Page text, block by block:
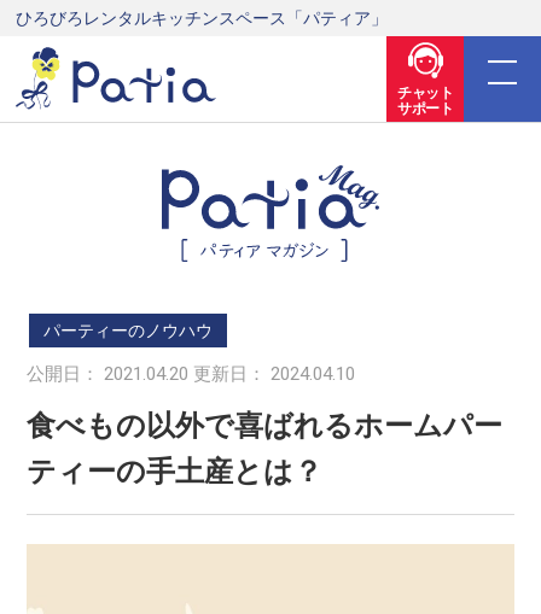
ひろびろレンタルキッチンスペース「パティア」
チャット
サポート
パーティーのノウハウ
公開日： 2021.04.20 更新日： 2024.04.10
食べもの以外で喜ばれるホームパー
ティーの手土産とは？